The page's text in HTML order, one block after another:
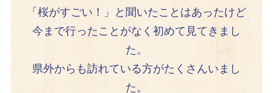
「桜がすごい！」と聞いたことはあったけど
今まで行ったことがなく初めて見てきまし
た。
県外からも訪れている方がたくさんいまし
た。